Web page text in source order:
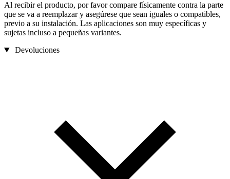
Al recibir el producto, por favor compare físicamente contra la parte
que se va a reemplazar y asegúrese que sean iguales o compatibles,
previo a su instalación. Las aplicaciones son muy específicas y
sujetas incluso a pequeñas variantes.
Devoluciones